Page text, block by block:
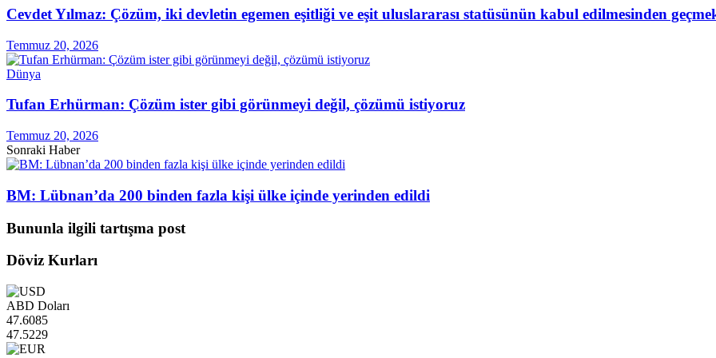
Cevdet Yılmaz: Çözüm, iki devletin egemen eşitliği ve eşit uluslararası statüsünün kabul edilmesinden
Temmuz 20, 2026
Dünya
Tufan Erhürman: Çözüm ister gibi görünmeyi değil, çözümü istiyoruz
Temmuz 20, 2026
Sonraki Haber
BM: Lübnan’da 200 binden fazla kişi ülke içinde yerinden edildi
Bununla ilgili tartışma post
Döviz Kurları
ABD Doları
47.6085
47.5229